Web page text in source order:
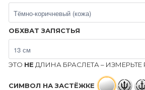
ОБХВАТ ЗАПЯСТЬЯ
ЭТО НЕ ДЛИНА БРАСЛЕТА –
СИМВОЛ НА ЗАСТЁЖКЕ